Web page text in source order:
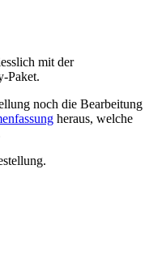
mit der
Paket.
noch die Bearbeitung
heraus, welche